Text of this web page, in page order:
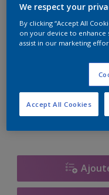
Format
1 L
We respect your
By clicking “Accept All
on your device to enhance
assist in our marketing
Accept All Cookies